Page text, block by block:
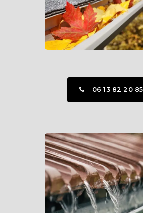
06 13 82 20 85